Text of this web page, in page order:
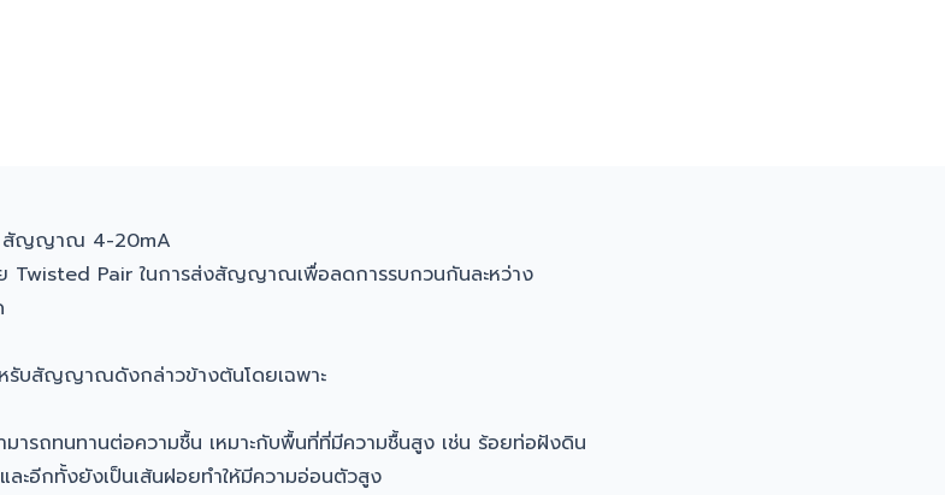
สัญญาณ 4-20mA
Pair ในการส่งสัญญาณเพื่อลดการรบกวนกันละหว่าง
รับสัญญาณดังกล่าวข้างต้นโดยเฉพาะ
ารถทนทานต่อความชื้น เหมาะกับพื้นที่ที่มีความชื้นสูง เช่น ร้อยท่อฝังดิน
ละอีกทั้งยังเป็นเส้นฝอยทำให้มีความอ่อนตัวสูง